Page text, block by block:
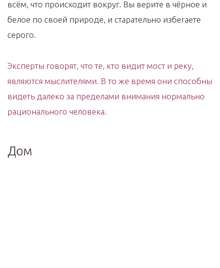
всём, что происходит вокруг. Вы верите в чёрное и
белое по своей природе, и старательно избегаете
серого.
Эксперты говорят, что те, кто видит мост и реку,
являются мыслителями. В то же время они способны
видеть далеко за пределами внимания нормально
рационального человека.
Дом